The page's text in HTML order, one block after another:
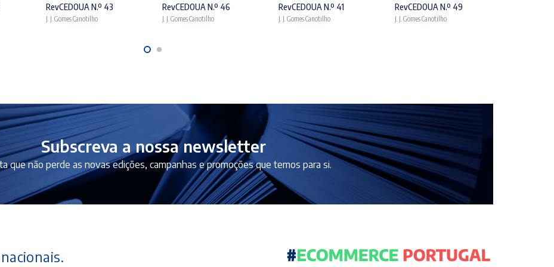
RevCEDOUA N.º 43
J. J. Gomes Canotilho
RevCEDOUA N.º 46
J. J. Gomes Canotilho
RevCEDOUA N.º 41
J. J. Gomes Canotilho
RevCEDOUA N.º 49
J. J. Gomes Canotilho
Subscreva a nossa newsletter
que não perde as novas edições, campanhas e promoções que temos para si.